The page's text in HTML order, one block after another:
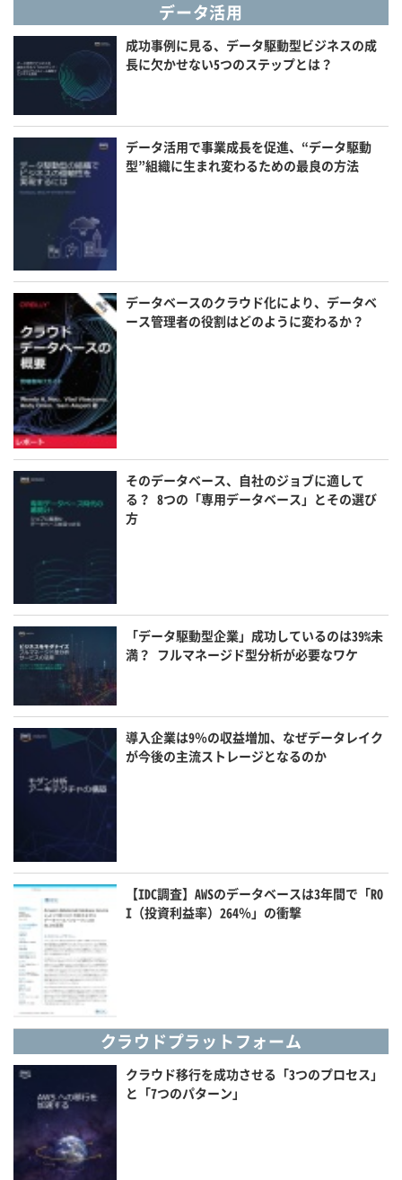
データ活用
成功事例に見る、データ駆動型ビジネスの成
長に欠かせない5つのステップとは？
データ活用で事業成長を促進、“データ駆動
型”組織に生まれ変わるための最良の方法
データベースのクラウド化により、データベ
ース管理者の役割はどのように変わるか？
そのデータベース、自社のジョブに適して
る？ 8つの「専用データベース」とその選び
方
「データ駆動型企業」成功しているのは39%未
満？ フルマネージド型分析が必要なワケ
導入企業は9％の収益増加、なぜデータレイク
が今後の主流ストレージとなるのか
【IDC調査】AWSのデータベースは3年間で「RO
I（投資利益率）264％」の衝撃
クラウドプラットフォーム
クラウド移行を成功させる「3つのプロセス」
と「7つのパターン」